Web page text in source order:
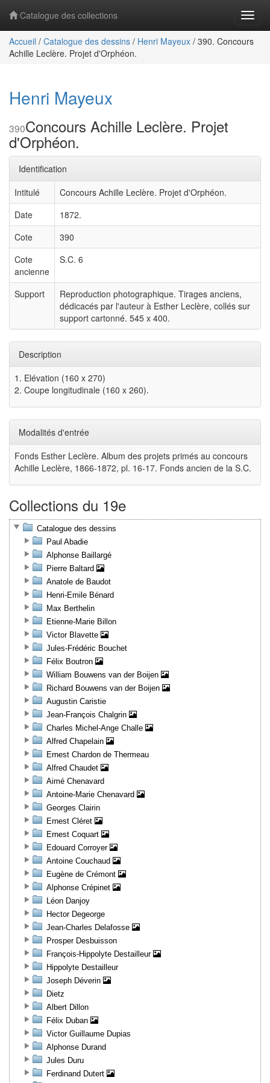
Catalogue des collections
Accueil / Catalogue des dessins / Henri Mayeux / 390. Concours
Achille Leclère. Projet d'Orphéon.
Henri Mayeux
390Concours Achille Leclère. Projet
d'Orphéon.
Identification
Intitulé
Concours Achille Leclère. Projet d'Orphéon.
Date
1872.
Cote
390
Cote
ancienne
S.C. 6
Support
Reproduction photographique. Tirages anciens,
dédicacés par l'auteur à Esther Leclère, collés sur
support cartonné. 545 x 400.
Description
1. Elévation (160 x 270)
2. Coupe longitudinale (160 x 260).
Modalités d'entrée
Fonds Esther Leclère. Album des projets primés au concours
Achille Leclère, 1866-1872, pl. 16-17. Fonds ancien de la S.C.
Collections du 19e
Catalogue des dessins
Paul Abadie
Alphonse Baillargé
Pierre Baltard
Anatole de Baudot
Henri-Emile Bénard
Max Berthelin
Etienne-Marie Billon
Victor Blavette
Jules-Frédéric Bouchet
Félix Boutron
William Bouwens van der Boijen
Richard Bouwens van der Boijen
Augustin Caristie
Jean-François Chalgrin
Charles Michel-Ange Challe
Alfred Chapelain
Ernest Chardon de Thermeau
Alfred Chaudet
Aimé Chenavard
Antoine-Marie Chenavard
Georges Clairin
Ernest Cléret
Ernest Coquart
Edouard Corroyer
Antoine Couchaud
Eugène de Crémont
Alphonse Crépinet
Léon Danjoy
Hector Degeorge
Jean-Charles Delafosse
Prosper Desbuisson
François-Hippolyte Destailleur
Hippolyte Destailleur
Joseph Déverin
Dietz
Albert Dillon
Félix Duban
Victor Guillaume Dupias
Alphonse Durand
Jules Duru
Ferdinand Dutert